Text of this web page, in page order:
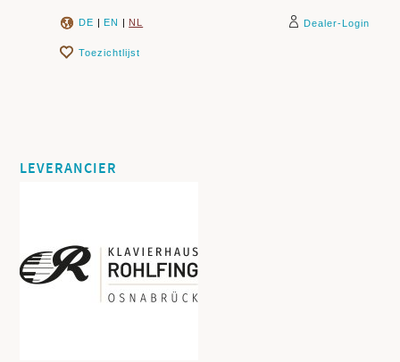
DE | EN | NL Dealer-Login
Toezichtlijst
LEVERANCIER